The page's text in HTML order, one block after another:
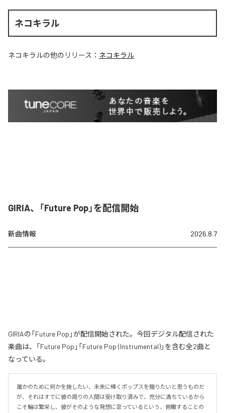
ネコキラル
ネコキラルの他のリリース： ネコキラル
GIRIA、「Future Pop」を配信開始
新曲情報 2026.8.7
GIRIAの「Future Pop」が配信開始された。今回デジタル配信された
楽曲は、「Future Pop」「Future Pop (Instrumental)」を含む全2曲と
なっている。
誰かのために何かを施したい、未来に輝くポップスを贈りたいと思うものだ
が、それはすでに彼の周りの人間は受け取り済みで、充分に満ちているから
こそ輪は繁栄し、彼がそのような発想に至っているという、俯瞰することの